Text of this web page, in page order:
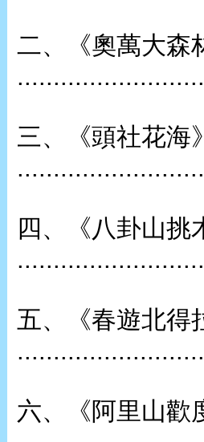
二、《奧萬大森
三、《頭社花海
四、《八卦山挑
五、《春遊北得
六、《阿里山歡